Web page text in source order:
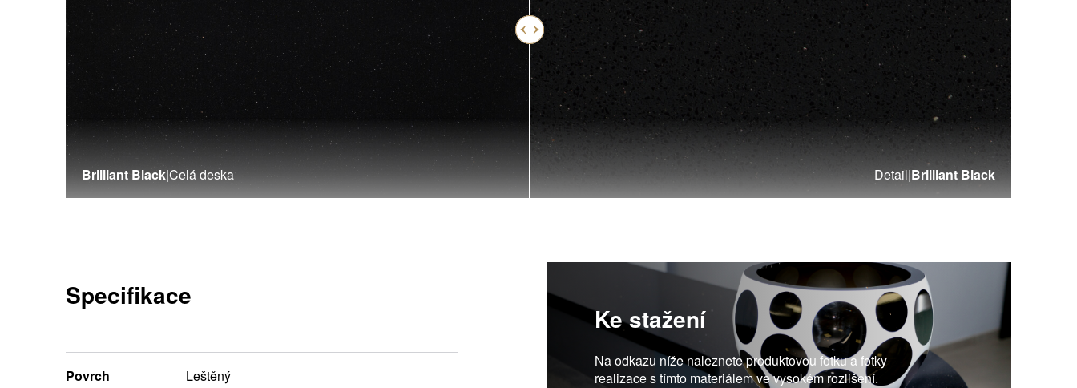
Brilliant Black|Celá deska Detail|Brilliant Black
Specifikace
Povrch Leštěný
Ke stažení
Na odkazu níže naleznete produktovou fotku a fotky
realizace s tímto materiálem ve vysokém rozlišení.